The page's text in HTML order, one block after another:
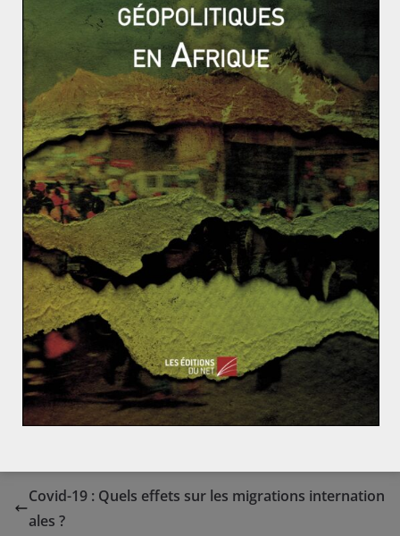
les Houthis ont régulièrement recours à des blocus
contre les contributions des agences humanitaires afin
d’atteindre les civils dans le besoin. Outre l’argent et
l’aide qu’ils détournent à leur profit,les groupes armés
instrumentalisent les aides pour renforcer leur pouvoir.
Cette utilisation détournée des aides engendre une
baisse de la contribution des bailleurs de fond aux
agences d’aide. L’ONU n’aurait reçu que 24% des 3,4
milliards de dollars demandés pour l’année 2020. Par
ailleurs, les désaccords entre les Houthis et le
gouvernement yéménite en juin, sur la réglementation
de la taxation du carburant importé, a causé une
nouvelle pénurie de carburant. Celle-ci a réduit
davantage l’accès à la nourriture, aux soins hospitaliers
et à l’approvisionnement en eau des yéménites. Avec la
limitation des interventions du personnel humanitaire
et la perte des financements, les agences d’aide
craignent une augmentation de la famine et des décès.
Covid-19 : Quels effets sur les migrations internation
ales ?